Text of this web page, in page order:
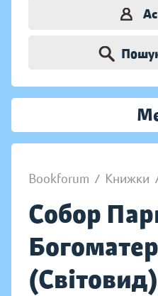
Bookforum / Книжки
Собор
(Світовид)